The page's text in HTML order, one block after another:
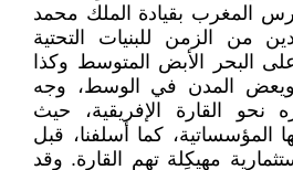
المغرب بقيادة الملك محمد
من الزمن للبنيات التحتية
على البحر الأبض المتوسط وكذا
ويعض المدن في الوسط، وجه
نحو القارة الإفريقية، حيث
المؤسساتية، كما أسلفنا، قبل
مهيكِلة تهم القارة. وقد